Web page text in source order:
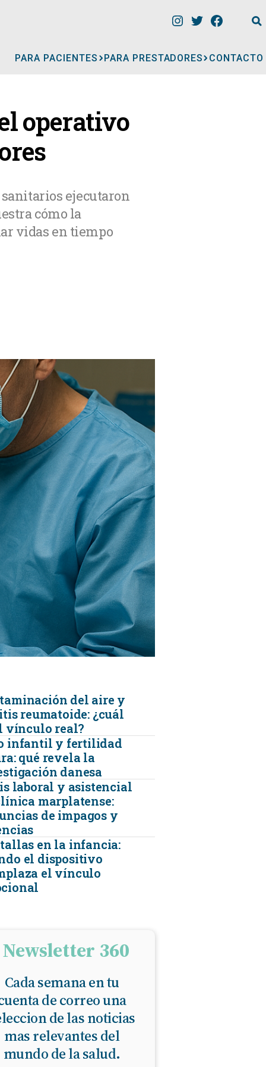
PARA PACIENTES
OBRAS SOCIALES
LABORATORIOS
ORTOPEDIAS
ÓPTICAS
KINESIOLOGÍA
TRAUMATOLOGIA
SERVICIOS DE AMBULANCIAS
PARA PRESTADORES CONTACTO
operativo
ejecutaron
cómo la
vidas en tiempo
del aire y
reumatoide: ¿cuál
vínculo real?
infantil y fertilidad
qué revela la
danesa
laboral y asistencial
marplatense:
de impagos y
en la infancia:
el dispositivo
el vínculo
Newsletter 360
Cada semana en tu
de correo una
de las noticias
mas relevantes del
mundo de la salud.